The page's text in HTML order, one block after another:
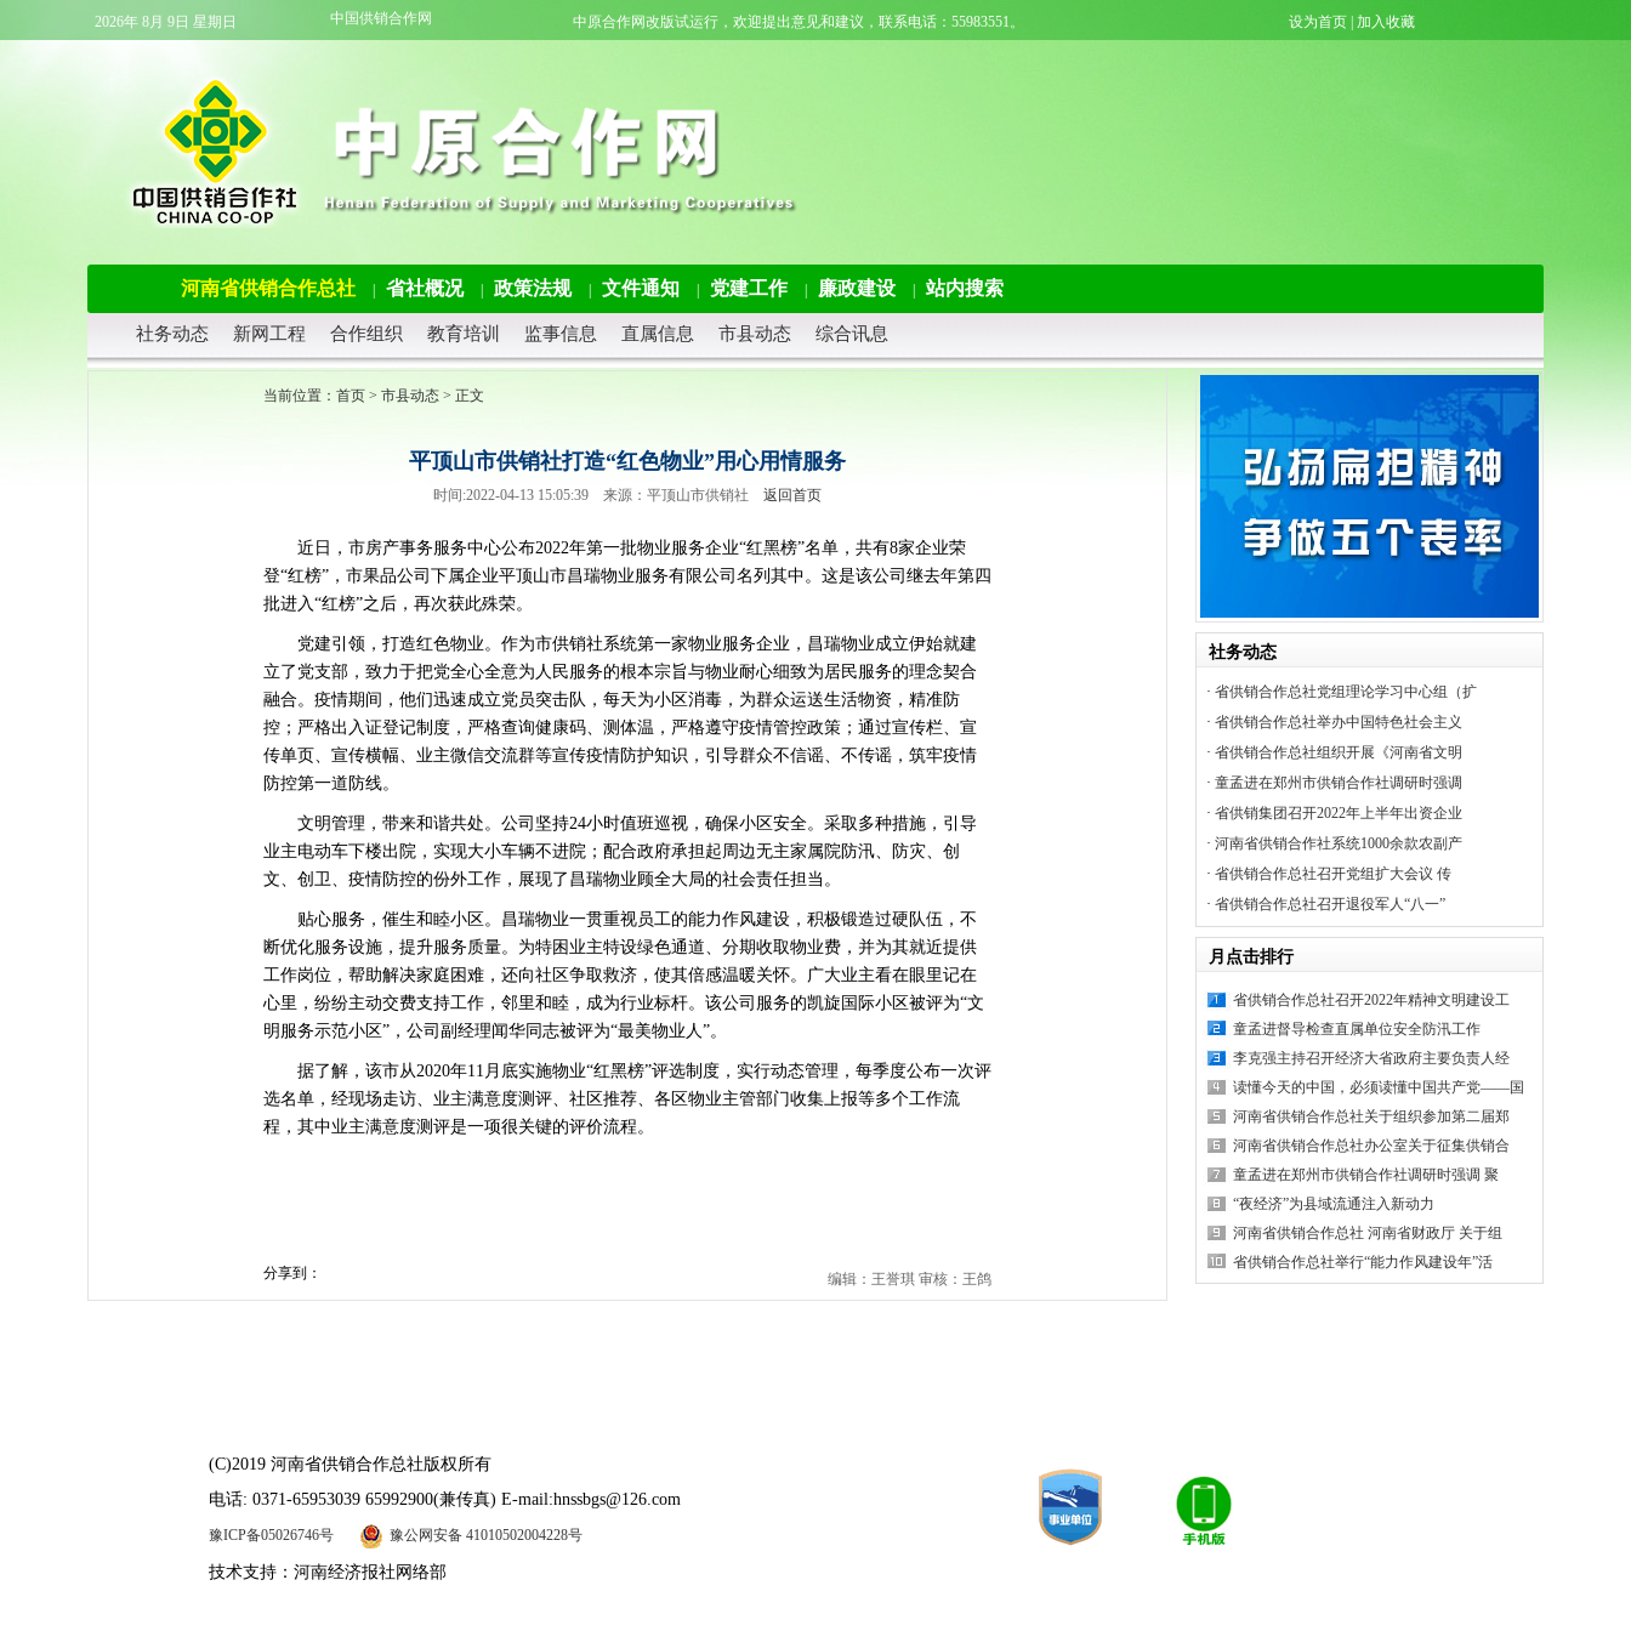
2026年 8月 9日 星期日 中国供销合作网 中原合作网改版试运行，欢迎提出意见和建议，联系电话：55983551。 设为首页 加入收藏
河南省供销合作总社 省社概况 政策法规 文件通知 党建工作 廉政建设 站内搜索
社务动态 新网工程 合作组织 教育培训 监事信息 直属信息 市县动态 综合讯息
当前位置： 首页 > 市县动态 > 正文
平顶山市供销社打造“红色物业”用心用情服务
时间:2022-04-13 15:05:39 来源：平顶山市供销社 返回首页
近日，市房产事务服务中心公布2022年第一批物业服务企业“红黑榜”名单，共有8家企业荣
登“红榜”，市果品公司下属企业平顶山市昌瑞物业服务有限公司名列其中。这是该公司继去年第四
批进入“红榜”之后，再次获此殊荣。
党建引领，打造红色物业。作为市供销社系统第一家物业服务企业，昌瑞物业成立伊始就建
立了党支部，致力于把党全心全意为人民服务的根本宗旨与物业耐心细致为居民服务的理念契合
融合。疫情期间，他们迅速成立党员突击队，每天为小区消毒，为群众运送生活物资，精准防
控；严格出入证登记制度，严格查询健康码、测体温，严格遵守疫情管控政策；通过宣传栏、宣
传单页、宣传横幅、业主微信交流群等宣传疫情防护知识，引导群众不信谣、不传谣，筑牢疫情
防控第一道防线。
文明管理，带来和谐共处。公司坚持24小时值班巡视，确保小区安全。采取多种措施，引导
业主电动车下楼出院，实现大小车辆不进院；配合政府承担起周边无主家属院防汛、防灾、创
文、创卫、疫情防控的份外工作，展现了昌瑞物业顾全大局的社会责任担当。
贴心服务，催生和睦小区。昌瑞物业一贯重视员工的能力作风建设，积极锻造过硬队伍，不
断优化服务设施，提升服务质量。为特困业主特设绿色通道、分期收取物业费，并为其就近提供
工作岗位，帮助解决家庭困难，还向社区争取救济，使其倍感温暖关怀。广大业主看在眼里记在
心里，纷纷主动交费支持工作，邻里和睦，成为行业标杆。该公司服务的凯旋国际小区被评为“文
明服务示范小区”，公司副经理闻华同志被评为“最美物业人”。
据了解，该市从2020年11月底实施物业“红黑榜”评选制度，实行动态管理，每季度公布一次评
选名单，经现场走访、业主满意度测评、社区推荐、各区物业主管部门收集上报等多个工作流
程，其中业主满意度测评是一项很关键的评价流程。
分享到： 编辑：王誉琪 审核：王鸽
社务动态
· 省供销合作总社党组理论学习中心组（扩
· 省供销合作总社举办中国特色社会主义
· 省供销合作总社组织开展《河南省文明
· 童孟进在郑州市供销合作社调研时强调
· 省供销集团召开2022年上半年出资企业
· 河南省供销合作社系统1000余款农副产
· 省供销合作总社召开党组扩大会议 传
· 省供销合作总社召开退役军人“八一”
月点击排行
省供销合作总社召开2022年精神文明建设工
童孟进督导检查直属单位安全防汛工作
李克强主持召开经济大省政府主要负责人经
读懂今天的中国，必须读懂中国共产党——国
河南省供销合作总社关于组织参加第二届郑
河南省供销合作总社办公室关于征集供销合
童孟进在郑州市供销合作社调研时强调 聚
“夜经济”为县域流通注入新动力
河南省供销合作总社 河南省财政厅 关于组
省供销合作总社举行“能力作风建设年”活
(C)2019 河南省供销合作总社版权所有
电话: 0371-65953039 65992900(兼传真) E-mail:hnssbgs@126.com
豫ICP备05026746号 豫公网安备 41010502004228号
技术支持：河南经济报社网络部